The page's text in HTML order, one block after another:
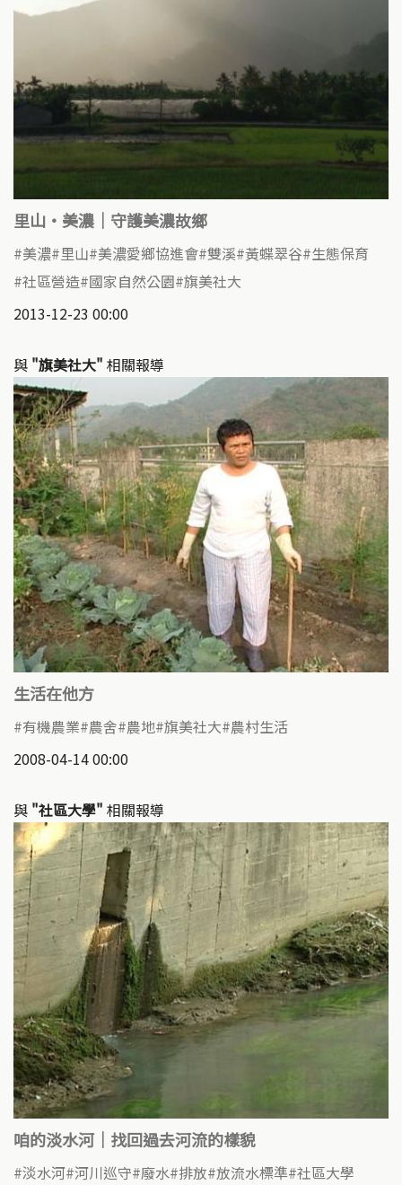
里山‧美濃｜守護美濃故鄉
美濃 里山 美濃愛鄉協進會 雙溪 黃蝶翠谷 生態保育
社區營造 國家自然公園 旗美社大
2013-12-23 00:00
與 "旗美社大" 相關報導
生活在他方
有機農業 農舍 農地 旗美社大 農村生活
2008-04-14 00:00
與 "社區大學" 相關報導
咱的淡水河｜找回過去河流的樣貌
淡水河 河川巡守 廢水 排放 放流水標準 社區大學